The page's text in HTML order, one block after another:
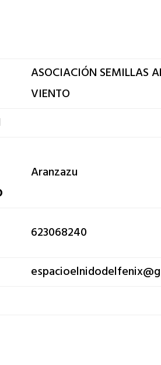
ASOCIACIÓN SEMILLAS
VIENTO
Aranzazu
623068240